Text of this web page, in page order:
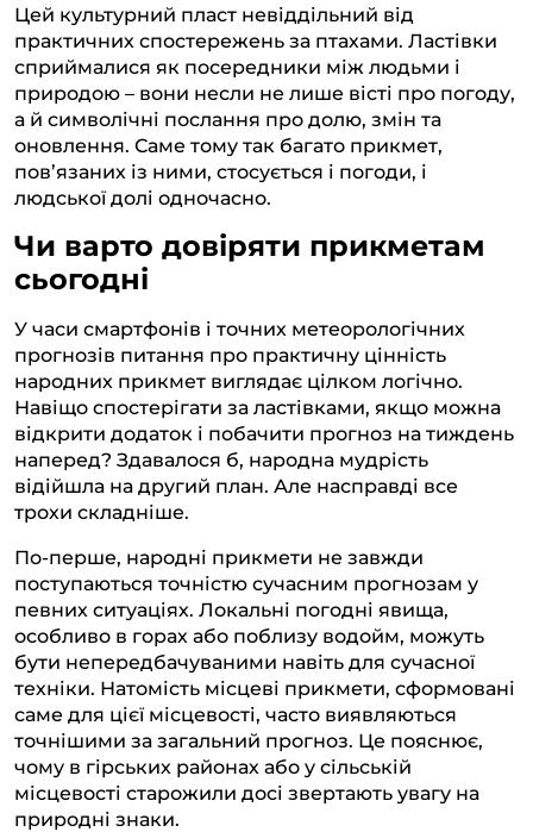
Цей культурний пласт невіддільний від
практичних спостережень за птахами. Ластівки
сприймалися як посередники між людьми і
природою – вони несли не лише вісті про погоду,
а й символічні послання про долю, змін та
оновлення. Саме тому так багато прикмет,
пов’язаних із ними, стосується і погоди, і
людської долі одночасно.
Чи варто довіряти прикметам
сьогодні
У часи смартфонів і точних метеорологічних
прогнозів питання про практичну цінність
народних прикмет виглядає цілком логічно.
Навіщо спостерігати за ластівками, якщо можна
відкрити додаток і побачити прогноз на тиждень
наперед? Здавалося б, народна мудрість
відійшла на другий план. Але насправді все
трохи складніше.
По-перше, народні прикмети не завжди
поступаються точністю сучасним прогнозам у
певних ситуаціях. Локальні погодні явища,
особливо в горах або поблизу водойм, можуть
бути непередбачуваними навіть для сучасної
техніки. Натомість місцеві прикмети, сформовані
саме для цієї місцевості, часто виявляються
точнішими за загальний прогноз. Це пояснює,
чому в гірських районах або у сільській
місцевості старожили досі звертають увагу на
природні знаки.